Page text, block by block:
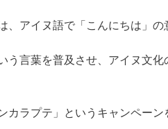
、アイヌ語で「こんにちは」の
う言葉を普及させ、アイヌ文
カラプテ」というキャンペーン